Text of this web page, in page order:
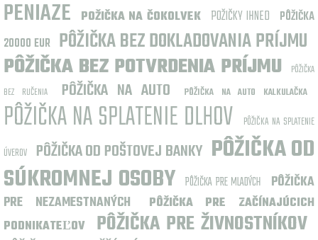
PENIAZE
POŽIČKA NA ČOKOLVEK POŽIČKY IHNED
PÔŽIČKA
20000 EUR PÔŽIČKA BEZ DOKLADOVANIA PRÍJMU
PÔŽIČKA BEZ POTVRDENIA PRÍJMU
PÔŽIČKA
BEZ RUČENIA
PÔŽIČKA NA AUTO PÔŽIČKA NA AUTO KALKULAČKA
PÔŽIČKA NA SPLATENIE DLHOV
PÔŽIČKA NA SPLATENIE
ÚVEROV
PÔŽIČKA OD POŠTOVEJ BANKY PÔŽIČKA OD
SÚKROMNEJ OSOBY PÔŽIČKA PRE MLADÝCH
PÔŽIČKA
PRE NEZAMESTNANÝCH
PÔŽIČKA PRE ZAČÍNAJÚCICH
PODNIKATEĽOV
PÔŽIČKA PRE ŽIVNOSTNÍKOV